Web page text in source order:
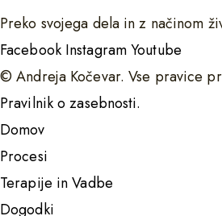
Preko svojega dela in z načinom
Facebook InstagramYoutube
© Andreja Kočevar. Vse pravice
Pravilnik o zasebnosti.
Domov
Procesi
Terapije in Vadbe
Dogodki